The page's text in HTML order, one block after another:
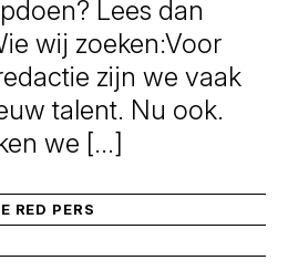
Lees dan
wij zoeken:Voor
zijn we vaak
talent. Nu ook.
we […]
RED PERS